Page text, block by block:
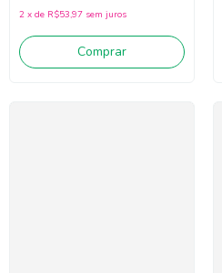
2 x de R$53,97 sem juros
Comprar